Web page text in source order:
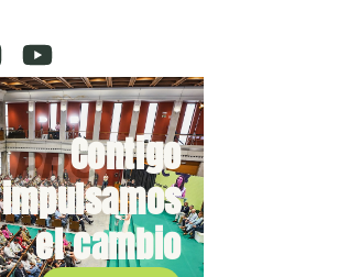
Contigo
impulsamos
el cambio